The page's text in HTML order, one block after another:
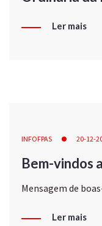
Ler mais
INFOFPAS 20-12-
Bem-vindos
Mensagem de
Ler mais